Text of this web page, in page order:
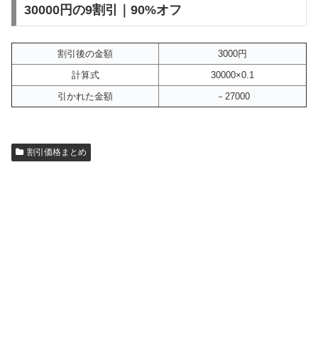
30000円の9割引｜90%オフ
割引後の金額
3000円
計算式
30000×0.1
引かれた金額
－27000
割引価格まとめ